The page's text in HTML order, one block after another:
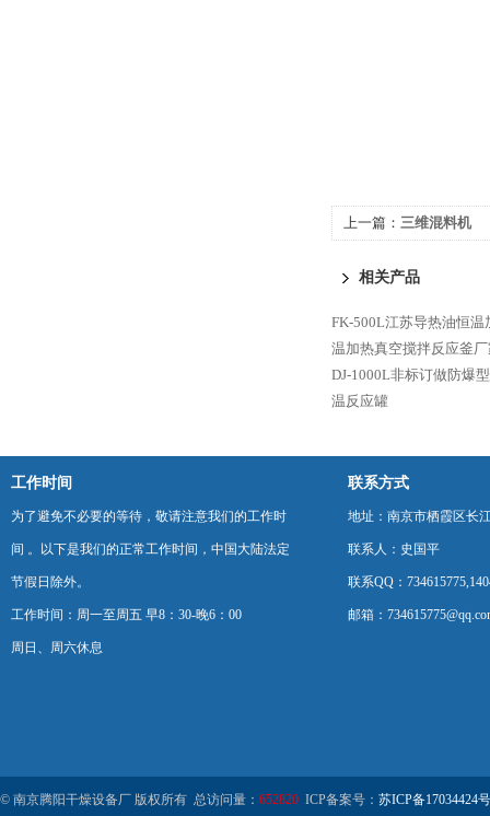
上一篇： 三维混料机
相关产品
FK-500L江苏导热油恒温
温加热真空搅拌反应釜
DJ-1000L非标订做防爆
温反应罐
工作时间
为了避免不必要的等待，敬请注意我们的工作时
间 。以下是我们的正常工作时间，中国大陆法定
节假日除外。
工作时间：周一至周五 早8：30-晚6：00
周日、周六休息
联系方式
地址：南京市栖霞区长
联系人：史国平
联系QQ：
邮箱：
© 南京腾阳干燥设备厂 版权所有 总访问量： 652820 ICP备案号： 苏ICP备17034424